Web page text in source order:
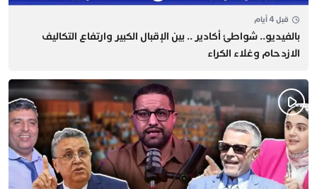
قبل 4 أيام
بالفيديو.. شواطئ أكادير .. بين الإقبال الكبير وارتفاع التكاليف
الازدحام وغلاء الكراء